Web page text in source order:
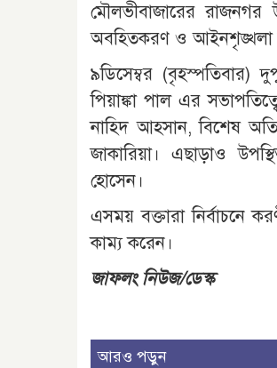
মৌলভীবাজারের রাজনগর
অবহিতকরণ ও আইনশৃঙ্খলা
৯ডিসেম্বর (বৃহস্পতিবার)
পিয়াঙ্কা পাল এর
নাহিদ আহসান, বিশেষ
জাকারিয়া। এছাড়াও
হোসেন।
এসময় বক্তারা নির্বাচনে
কাম্য করেন।
জাফলং নিউজ/ডেস্ক
আরও পড়ুন